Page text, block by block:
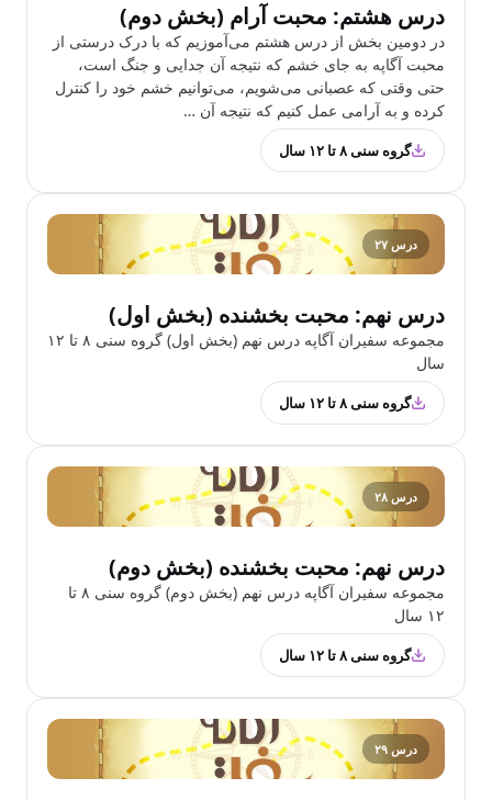
درس هشتم: محبت آرام (بخش دوم)
در دومین بخش از درس هشتم می‌آموزیم که با درک درستی از
محبت آگاپه به جای خشم که نتیجه آن جدایی و جنگ است،
حتی وقتی که عصبانی می‌شویم، می‌توانیم خشم خود را کنترل
کرده و به آرامی عمل کنیم که نتیجه آن …
گروه سنی ۸ تا ۱۲ سال
درس ۲۷
درس نهم: محبت بخشنده (بخش اول)
مجموعه سفیران آگاپه درس نهم (بخش اول) گروه سنی ۸ تا ۱۲
سال
گروه سنی ۸ تا ۱۲ سال
درس ۲۸
درس نهم: محبت بخشنده (بخش دوم)
مجموعه سفیران آگاپه درس نهم (بخش دوم) گروه سنی ۸ تا
۱۲ سال
گروه سنی ۸ تا ۱۲ سال
درس ۲۹